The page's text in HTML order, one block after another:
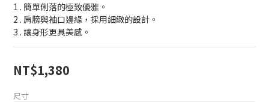
1 . 簡單俐落的極致優雅。
2 . 肩膀與袖口邊緣，採用細緻的設計。
3 . 讓身形更具美感。
NT$1,380
尺寸